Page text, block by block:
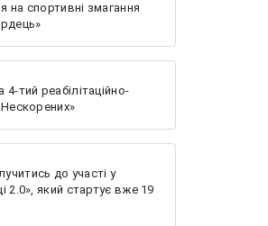
на спортивні змагання
тий реабілітаційно-
Нескорених»
до участі у
2.0», який стартує вже 19